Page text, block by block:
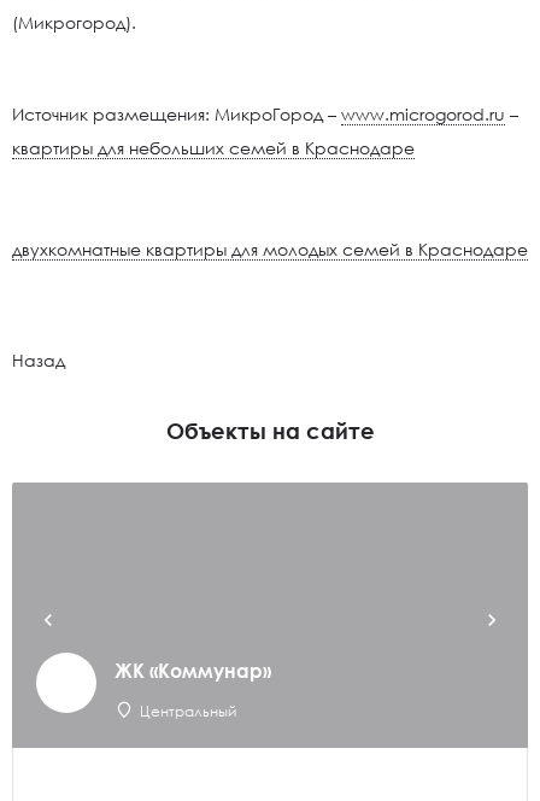
(Микрогород).
Источник размещения: МикроГород – www.microgorod.ru –
квартиры для небольших семей в Краснодаре
двухкомнатные квартиры для молодых семей в Краснодаре
Назад
Объекты на сайте
ЖК «Коммунар»
Центральный